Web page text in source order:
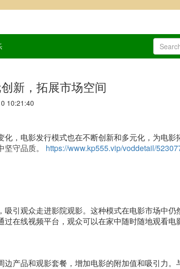
新，拓展市场空间
10:21:40
，电影发行模式也在不断创新和多元化，为电影
守品质。 https://www.kp555.vip/voddetail/
引观众走进影院观影。这种模式在电影市场中仍
在线视频平台，观众可以在家中随时随地观看电
产品和观影套餐，增加电影的附加值和吸引力